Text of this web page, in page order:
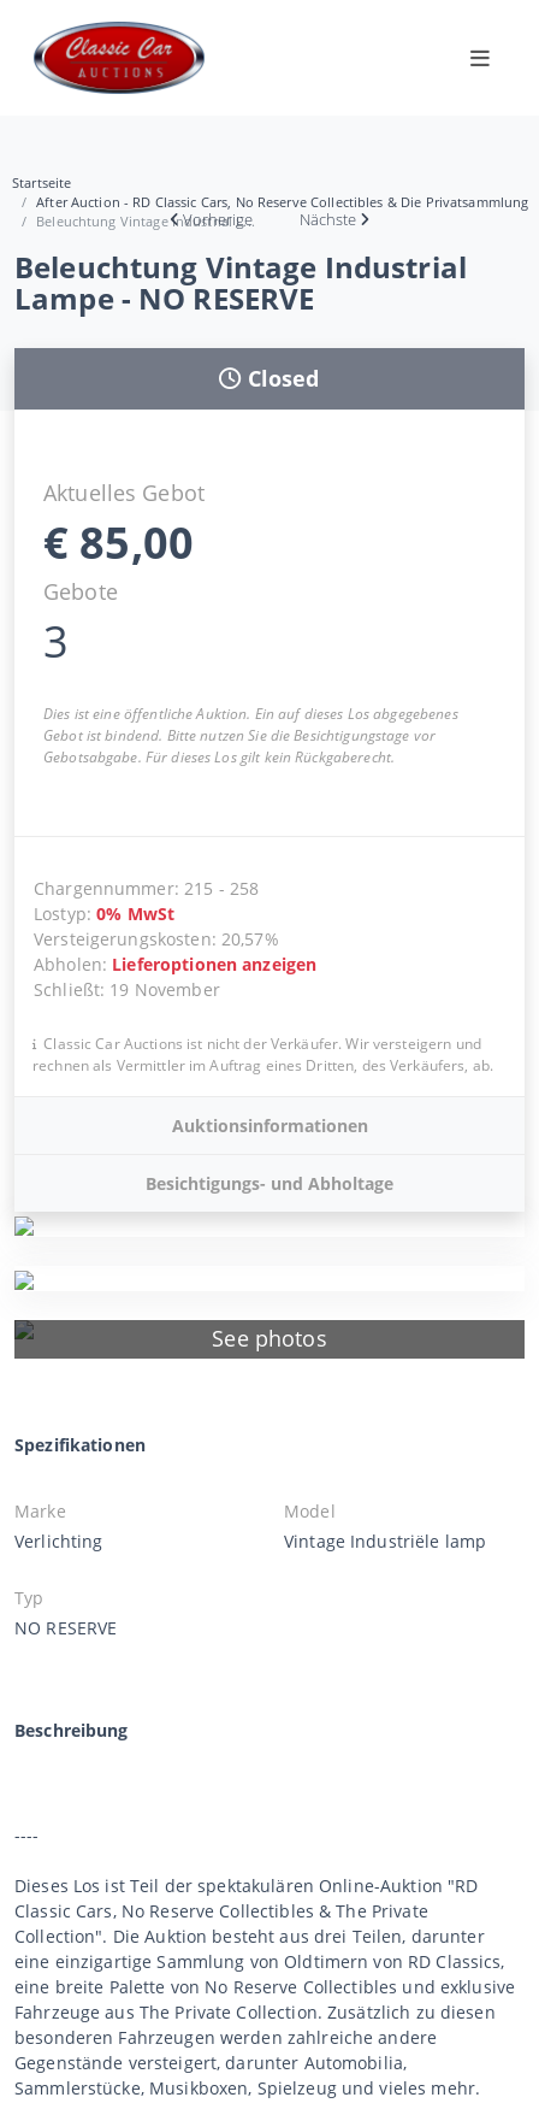
Startseite
After Auction - RD Classic Cars, No Reserve Collectibles & Die Privatsammlung
Beleuchtung Vintage Industrial L...
Vorherige Nächste
Beleuchtung Vintage Industrial
Lampe - NO RESERVE
See photos
Closed
Aktuelles Gebot
€ 85,00
Gebote
3
Dies ist eine öffentliche Auktion. Ein auf dieses Los abgegebenes
Gebot ist bindend. Bitte nutzen Sie die Besichtigungstage vor
Gebotsabgabe. Für dieses Los gilt kein Rückgaberecht.
Chargennummer:215 - 258
Lostyp:0% MwSt
Versteigerungskosten: 20,57%
Abholen: Lieferoptionen anzeigen
Schließt: 19 November
Classic Car Auctions ist nicht der Verkäufer. Wir versteigern und
rechnen als Vermittler im Auftrag eines Dritten, des Verkäufers, ab.
Auktionsinformationen
Besichtigungs- und Abholtage
Spezifikationen
Marke
Verlichting
Model
Vintage Industriële lamp
Typ
NO RESERVE
Beschreibung
----
Dieses Los ist Teil der spektakulären Online-Auktion "RD
Classic Cars, No Reserve Collectibles & The Private
Collection". Die Auktion besteht aus drei Teilen, darunter
eine einzigartige Sammlung von Oldtimern von RD Classics,
eine breite Palette von No Reserve Collectibles und exklusive
Fahrzeuge aus The Private Collection. Zusätzlich zu diesen
besonderen Fahrzeugen werden zahlreiche andere
Gegenstände versteigert, darunter Automobilia,
Sammlerstücke, Musikboxen, Spielzeug und vieles mehr.